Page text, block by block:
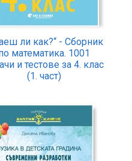
ли как?“ - Сборник
математика. 1001
и тестове за 4. клас
(1. част)